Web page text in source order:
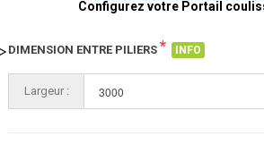
Configurez votre Portail
DIMENSION ENTRE PILIERS * INFO
Largeur :